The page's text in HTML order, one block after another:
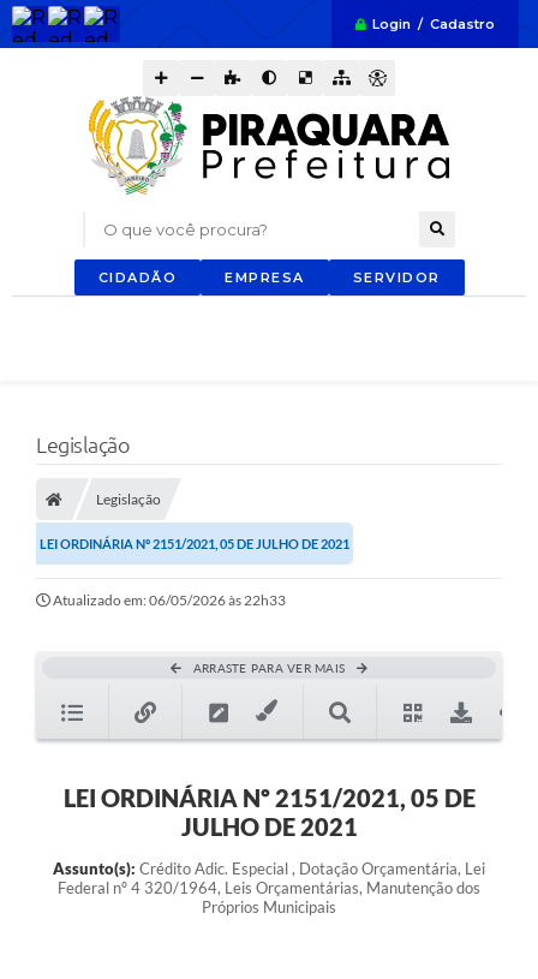
Login / Cadastro
O que você procura?
CIDADÃO EMPRESA SERVIDOR
Legislação
Legislação
LEI ORDINÁRIA Nº 2151/2021, 05 DE JULHO DE 2021
Atualizado em: 06/05/2026 às 22h33
ARRASTE PARA VER MAIS
LEI ORDINÁRIA Nº 2151/2021, 05 DE
JULHO DE 2021
Assunto(s): Crédito Adic. Especial , Dotação Orçamentária, Lei
Federal nº 4 320/1964, Leis Orçamentárias, Manutenção dos
Próprios Municipais